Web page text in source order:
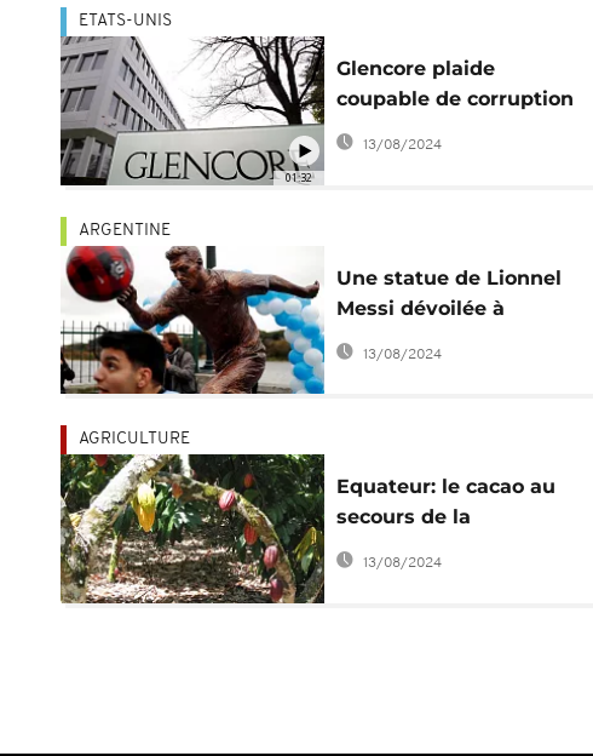
01:32
ETATS-UNIS
Glencore plaide
coupable de corruption
et de manipulation en
Afrique
13/08/2024
ARGENTINE
Une statue de Lionnel
Messi dévoilée à
Buenos Aires
13/08/2024
AGRICULTURE
Equateur: le cacao au
secours de la
biodiversité
13/08/2024